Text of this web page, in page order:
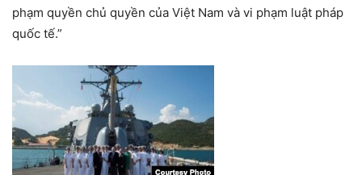
phạm quyền chủ quyền của Việt Nam và vi phạm luật pháp
quốc tế.”